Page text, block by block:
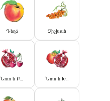
Դեղձ Չիչխան
Նուռ և Բալ Նուռ և Խնձոր